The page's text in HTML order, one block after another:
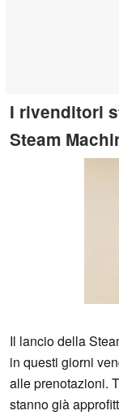
I rivenditori
Steam
Il lancio della
in questi giorni
alle prenotazioni.
stanno già